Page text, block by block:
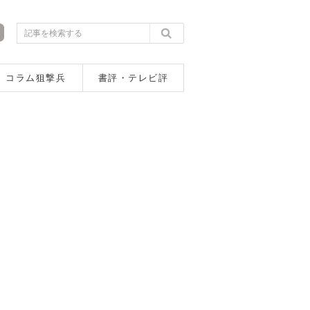
コラム狙撃兵 書評・テレビ評